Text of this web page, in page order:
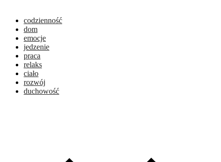
codzienność
dom
emocje
jedzenie
praca
relaks
ciało
rozwój
duchowość